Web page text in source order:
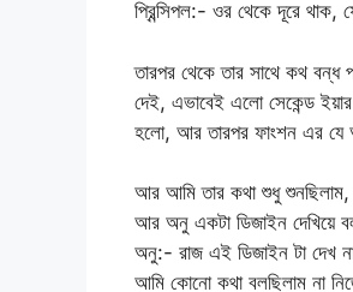
প্রিন্সিপল:- ওর থেকে দূরে থাক,
তারপর থেকে তার সাথে কথ
দেই, এভাবেই এলো সেকেন্ড
হলো, আর তারপর ফাংশন এর
আর আমি তার কথা শুধু
আর অনু একটা ডিজাইন দেখিয়ে
অনু:- রাজ এই ডিজাইন টা দেখ
আমি কোনো কথা বলছিলাম না